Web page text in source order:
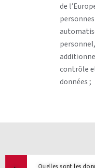
de
contrôle
données ;